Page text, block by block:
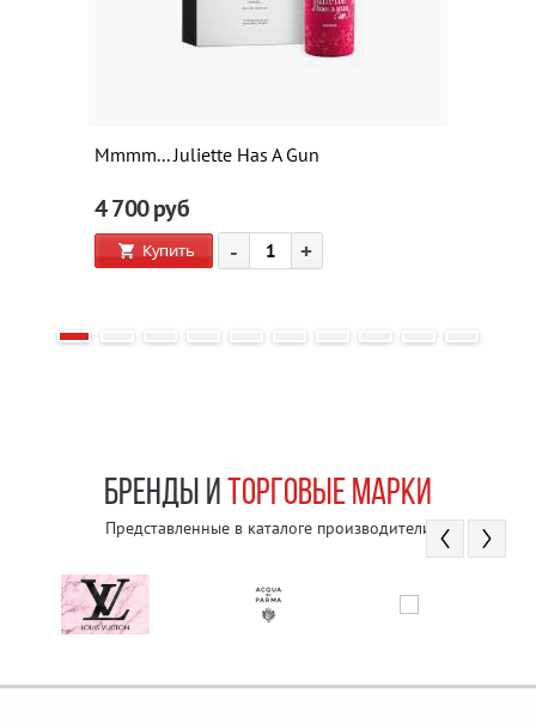
Mmmm... Juliette Has A Gun
4 700руб
Купить - +
БРЕНДЫ И ТОРГОВЫЕ МАРКИ
Представленные в каталоге производители